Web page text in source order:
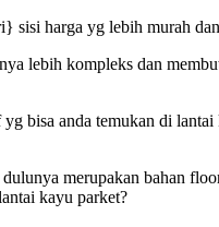
sisi harga yg lebih murah
lebih kompleks dan
bisa anda temukan di
merupakan bahan
kayu parket?